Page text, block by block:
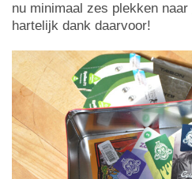
nu minimaal zes plekken naar
hartelijk dank daarvoor!